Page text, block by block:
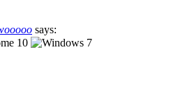
says: